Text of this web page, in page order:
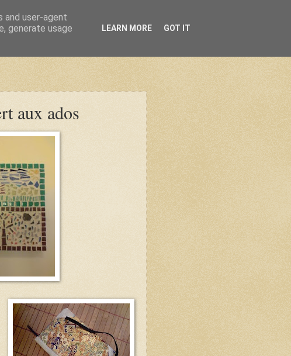
aux ados
and user-agent
generate usage
LEARN MORE GOT IT